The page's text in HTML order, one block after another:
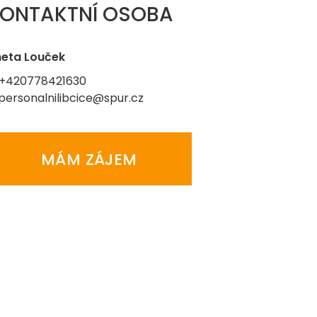
OSOBA
Louček
MÁM ZÁJEM